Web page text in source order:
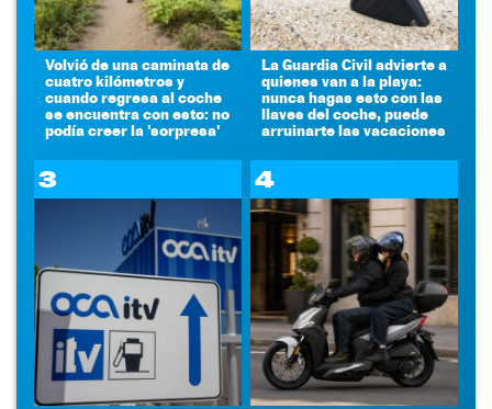
Volvió de una caminata de
cuatro kilómetros y
cuando regresa al coche
se encuentra con esto: no
podía creer la 'sorpresa'
La Guardia Civil advierte a
quienes van a la playa:
nunca hagas esto con las
llaves del coche, puede
arruinarte las vacaciones
3 4